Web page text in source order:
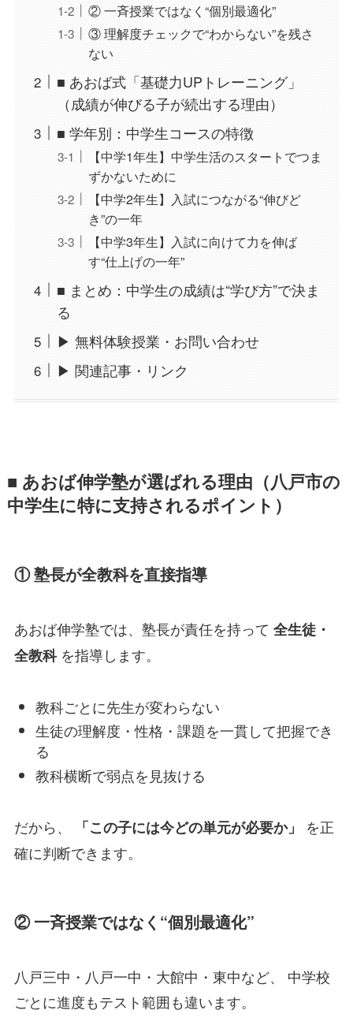
② 一斉授業ではなく“個別最適化”
③ 理解度チェックで“わからない”を残さ
ない
■ あおば式「基礎力UPトレーニング」
（成績が伸びる子が続出する理由）
■ 学年別：中学生コースの特徴
【中学1年生】中学生活のスタートでつま
ずかないために
【中学2年生】入試につながる“伸びど
き”の一年
【中学3年生】入試に向けて力を伸ば
す“仕上げの一年”
■ まとめ：中学生の成績は“学び方”で決ま
る
▶ 無料体験授業・お問い合わせ
▶ 関連記事・リンク
■ あおば伸学塾が選ばれる理由 （八戸市の
中学生に特に支持されるポイント）
① 塾長が全教科を直接指導
あおば伸学塾では、塾長が責任を持って 全生徒・
全教科を指導します。
教科ごとに先生が変わらない
生徒の理解度・性格・課題を一貫して把握でき
る
教科横断で弱点を見抜ける
だから、 「この子には今どの単元が必要か」
を正
確に判断できます。
② 一斉授業ではなく“個別最適化”
八戸三中・八戸一中・大館中・東中など、 中学校
ごとに進度もテスト範囲も違います。